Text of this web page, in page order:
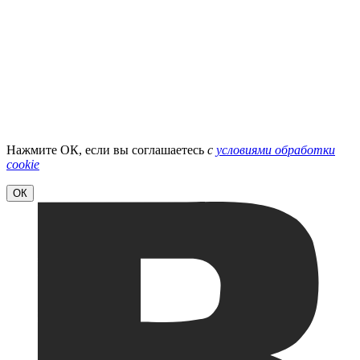
Нажмите ОК, если вы соглашаетесь с условиями обработки
cookie
ОК